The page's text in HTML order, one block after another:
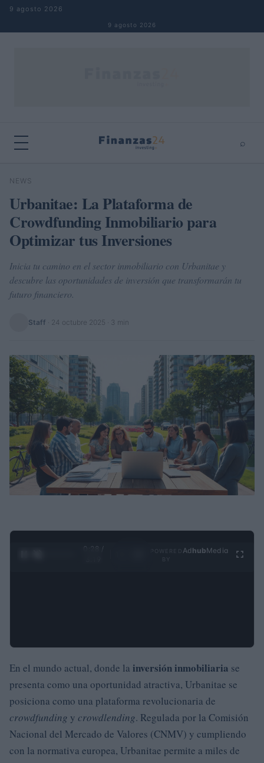
Saltar al contenido
9 agosto 2026
9 agosto 2026
⌕
Buscar
NEWS
Urbanitae: La Plataforma de
Crowdfunding Inmobiliario para
Optimizar tus Inversiones
Inicia tu camino en el sector inmobiliario con Urbanitae y
descubre las oportunidades de inversión que transformarán tu
futuro financiero.
Staff 24 octubre 2025 · 3 min
0:29 /
Ad hubMedia
En el mundo actual, donde la inversión inmobiliaria se
presenta como una oportunidad atractiva, Urbanitae se
posiciona como una plataforma revolucionaria de
crowdfunding y crowdlending. Regulada por la Comisión
Nacional del Mercado de Valores (CNMV) y cumpliendo
con la normativa europea, Urbanitae permite a miles de